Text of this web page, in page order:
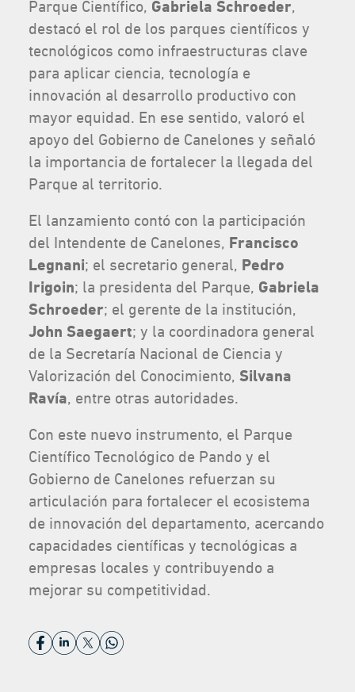
Parque Científico, Gabriela Schroeder,
destacó el rol de los parques científicos y
tecnológicos como infraestructuras clave
para aplicar ciencia, tecnología e
innovación al desarrollo productivo con
mayor equidad. En ese sentido, valoró el
apoyo del Gobierno de Canelones y señaló
la importancia de fortalecer la llegada del
Parque al territorio.
El lanzamiento contó con la participación
del Intendente de Canelones, Francisco
Legnani; el secretario general, Pedro
Irigoin; la presidenta del Parque, Gabriela
Schroeder; el gerente de la institución,
John Saegaert; y la coordinadora general
de la Secretaría Nacional de Ciencia y
Valorización del Conocimiento, Silvana
Ravía, entre otras autoridades.
Con este nuevo instrumento, el Parque
Científico Tecnológico de Pando y el
Gobierno de Canelones refuerzan su
articulación para fortalecer el ecosistema
de innovación del departamento, acercando
capacidades científicas y tecnológicas a
empresas locales y contribuyendo a
mejorar su competitividad.